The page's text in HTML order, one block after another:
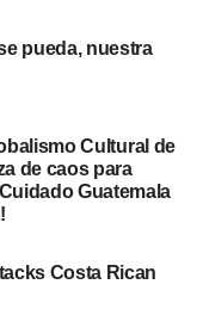
pueda, nuestra
Cultural de
de caos para
Guatemala
Costa Rican